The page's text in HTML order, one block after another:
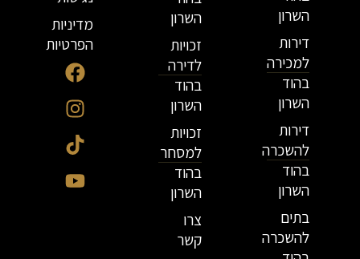
השרון
דירות
למכירה
בהוד
השרון
דירות
להשכרה
בהוד
השרון
בתים
להשכרה
השרון
זכויות
לדירה
בהוד
השרון
זכויות
למסחר
בהוד
השרון
צרו
קשר
מדיניות
הפרטיות